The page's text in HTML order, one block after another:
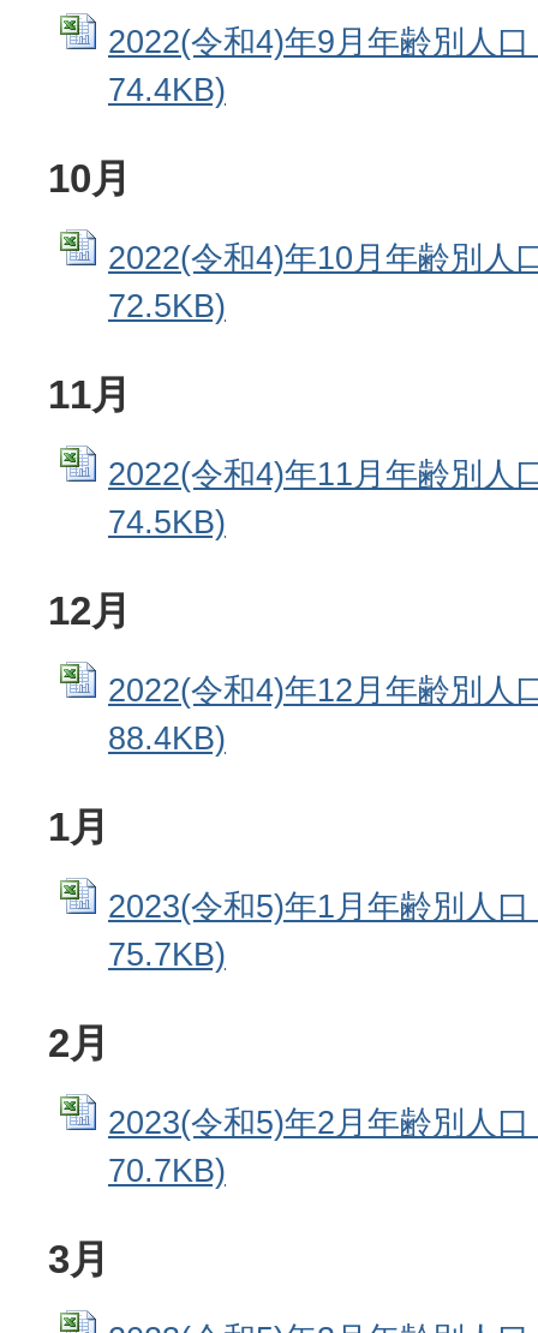
2022(令和4)年9月年齢別人
74.4KB)
10月
2022(令和4)年10月年齢別人
72.5KB)
11月
2022(令和4)年11月年齢別人
74.5KB)
12月
2022(令和4)年12月年齢別人
88.4KB)
1月
2023(令和5)年1月年齢別人
75.7KB)
2月
2023(令和5)年2月年齢別人
70.7KB)
3月